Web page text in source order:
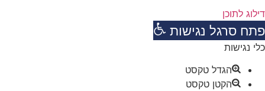
דילוג לתוכן
פתח סרגל נגישות
כלי נגישות
הגדל טקסט
הקטן טקסט